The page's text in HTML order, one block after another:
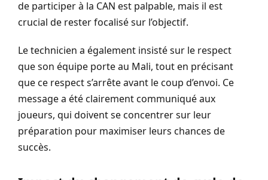
de participer à la CAN est palpable, mais il est
crucial de rester focalisé sur l’objectif.
Le technicien a également insisté sur le respect
que son équipe porte au Mali, tout en précisant
que ce respect s’arrête avant le coup d’envoi. Ce
message a été clairement communiqué aux
joueurs, qui doivent se concentrer sur leur
préparation pour maximiser leurs chances de
succès.